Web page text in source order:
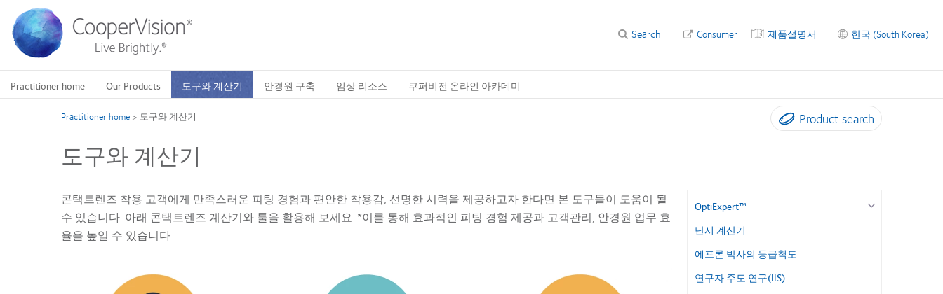
한국 (South Korea)
제품설명서
Consumer
Search
Practitioner home Our Products 도구와 계산기 안경원 구축 임상 리소스 쿠퍼비전 온라인 아카데미
Product search
Practitioner home > 도구와 계산기
도구와 계산기
콘택트렌즈 착용 고객에게 만족스러운 피팅 경험과 편안한 착용감, 선명한 시력을 제공하고자 한다면 본 도구들이 도움이 될
수 있습니다. 아래 콘택트렌즈 계산기와 툴을 활용해 보세요. *이를 통해 효과적인 피팅 경험 제공과 고객관리, 안경원 업무 효
율을 높일 수 있습니다.
OptiExpert™
난시 계산기
에프론 박사의 등급척도
연구자 주도 연구(IIS)